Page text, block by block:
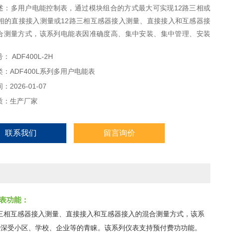
：多用户电能控制表，通过模块组合的方式最大可实现12路三相或
的直接接入测量或12路三相互感器接入测量、直接接入和互感器接
测量方式，该系列电能表因准确度高、集中安装、集中管理、安装
功功能。
： ADF400L-2H
：ADF400L系列多用户电能表
：2026-01-07
：生产厂家
联系我们 留言询价
功能：
互感器接入测量、直接接入和互感器接入的混合测量方式，该系
小区、学校、企业等的青睐。该系列仪表支持预付费功功能。